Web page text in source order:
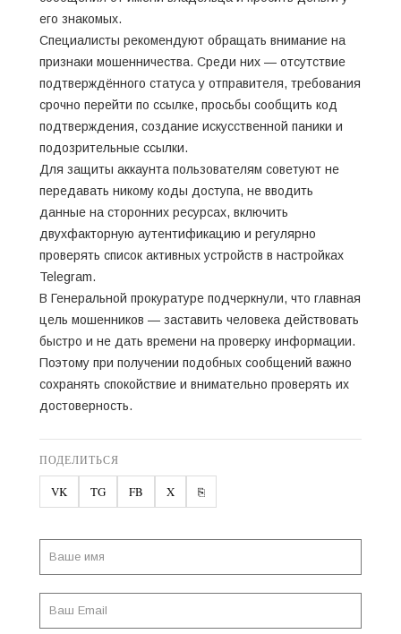
его знакомых.
Специалисты рекомендуют обращать внимание на
признаки мошенничества. Среди них — отсутствие
подтверждённого статуса у отправителя, требования
срочно перейти по ссылке, просьбы сообщить код
подтверждения, создание искусственной паники и
подозрительные ссылки.
Для защиты аккаунта пользователям советуют не
передавать никому коды доступа, не вводить
данные на сторонних ресурсах, включить
двухфакторную аутентификацию и регулярно
проверять список активных устройств в настройках
Telegram.
В Генеральной прокуратуре подчеркнули, что главная
цель мошенников — заставить человека действовать
быстро и не дать времени на проверку информации.
Поэтому при получении подобных сообщений важно
сохранять спокойствие и внимательно проверять их
достоверность.
ПОДЕЛИТЬСЯ
VK TG FB X ⎘